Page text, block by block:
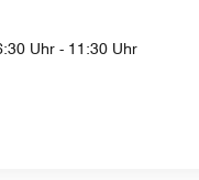
Uhr - 11:30 Uhr